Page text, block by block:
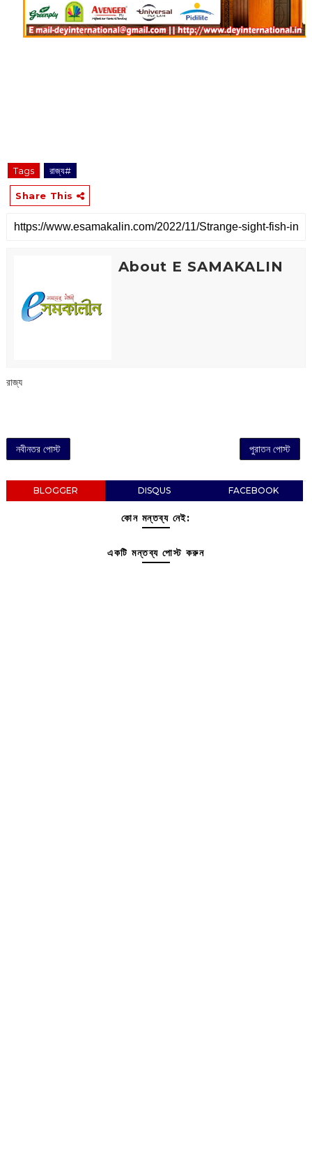
Tags রাজ্য#
Share This
About E SAMAKALIN
রাজ্য
নবীনতর পোস্ট পুরাতন পোস্ট
BLOGGER DISQUS FACEBOOK
কোন মন্তব্য নেই:
একটি মন্তব্য পোস্ট করুন